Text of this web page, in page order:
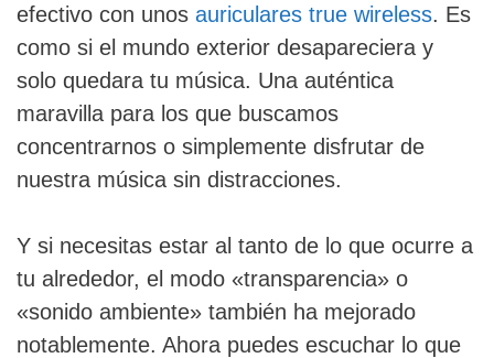
efectivo con unos auriculares true wireless. Es
como si el mundo exterior desapareciera y
solo quedara tu música. Una auténtica
maravilla para los que buscamos
concentrarnos o simplemente disfrutar de
nuestra música sin distracciones.
Y si necesitas estar al tanto de lo que ocurre a
tu alrededor, el modo «transparencia» o
«sonido ambiente» también ha mejorado
notablemente. Ahora puedes escuchar lo que